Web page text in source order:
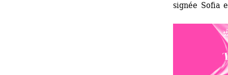
signée Sofia